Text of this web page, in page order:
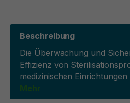
Beschreibung
Die Überwachung und
Effizienz von
medizinischen
Mehr